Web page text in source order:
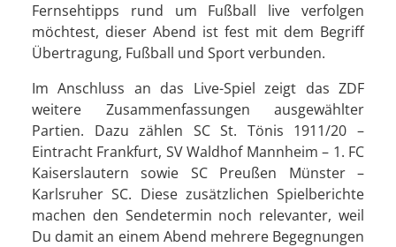
Fernsehtipps rund um Fußball live verfolgen
möchtest, dieser Abend ist fest mit dem Begriff
Übertragung, Fußball und Sport verbunden.
Im Anschluss an das Live-Spiel zeigt das ZDF
weitere Zusammenfassungen ausgewählter
Partien. Dazu zählen SC St. Tönis 1911/20 –
Eintracht Frankfurt, SV Waldhof Mannheim – 1. FC
Kaiserslautern sowie SC Preußen Münster –
Karlsruher SC. Diese zusätzlichen Spielberichte
machen den Sendetermin noch relevanter, weil
Du damit an einem Abend mehrere Begegnungen